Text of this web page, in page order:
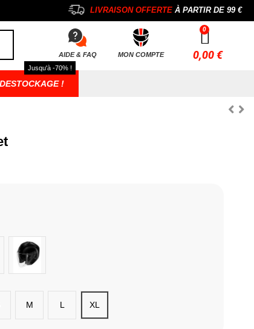
LIVRAISON OFFERTEÀ PARTIR DE 99 €
AIDE & FAQ MON COMPTE 0,00 €
DESTOCKAGE !
Jusqu'à -70% !
Noir Brillant
M L XL